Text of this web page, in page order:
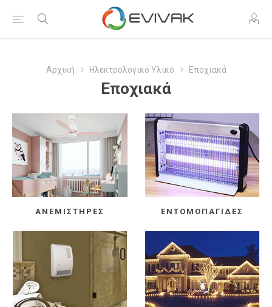
Αρχική Ηλεκτρολογικό Υλικό Εποχιακά
Εποχιακά
ΑΝΕΜΙΣΤΉΡΕΣ ΕΝΤΟΜΟΠΑΓΊΔΕΣ